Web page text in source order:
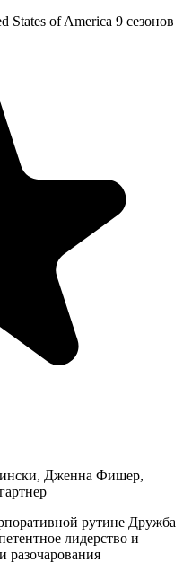
States of America 9 сезонов
Дженна Фишер,
рутине Дружба
лидерство и
разочарования